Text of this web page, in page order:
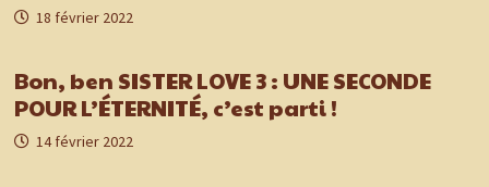
18 février 2022
Bon, ben SISTER LOVE 3 : UNE SECONDE
POUR L’ÉTERNITÉ, c’est parti !
14 février 2022